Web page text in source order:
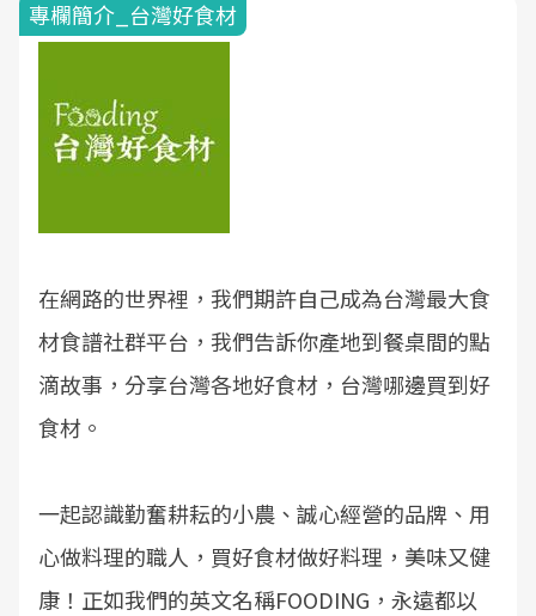
專欄簡介_台灣好食材
在網路的世界裡，我們期許自己成為台灣最大食
材食譜社群平台，我們告訴你產地到餐桌間的點
滴故事，分享台灣各地好食材，台灣哪邊買到好
食材。
一起認識勤奮耕耘的小農、誠心經營的品牌、用
心做料理的職人，買好食材做好料理，美味又健
康！正如我們的英文名稱FOODING，永遠都以